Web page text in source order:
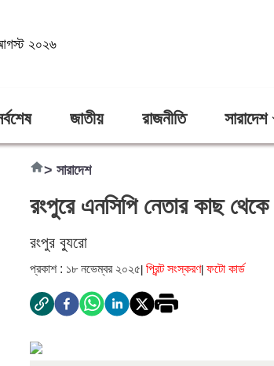
২০২৬
জাতীয় রাজনীতি সারাদেশ
> সারাদেশ
রংপুরে এনসিপি নেতার কাছ
রংপুর ব্যুরো
প্রকাশ : ১৮ নভেম্বর ২০২৫ প্রিন্ট সংস্করণ| ফটো কার্ড